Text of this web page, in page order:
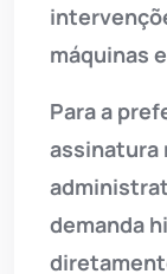
máquinas
Para a
assinatura
demanda